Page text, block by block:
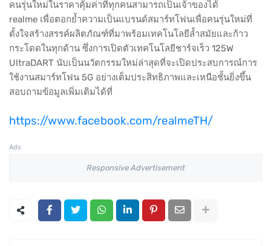
คนรุ่นใหม่ในราคาคุ้มค่าที่ทุกคนสามารถเป็นเจ้าของได้
realme เพื่อตอกย้ำความเป็นแบรนด์สมาร์ทโฟนเพื่อคนรุ่นใหม่ที่
ตั้งใจสร้างสรรค์ผลิตภัณฑ์ที่มาพร้อมเทคโนโลยีล้ำสมัยและก้าว
กระโดดในทุกด้าน ซึ่งการเปิดตัวเทคโนโลยีชาร์จเร็ว 125W
UltraDART นับเป็นนวัตกรรมใหม่ล่าสุดที่จะเปิดประสบการณ์การ
ใช้งานสมาร์ทโฟน 5G อย่างเต็มประสิทธิภาพและเหนือชั้นยิ่งขึ้น
สอบถามข้อมูลเพิ่มเติมได้ที่
https://www.facebook.com/realmeTH/
Ads
Responsive Advertisement